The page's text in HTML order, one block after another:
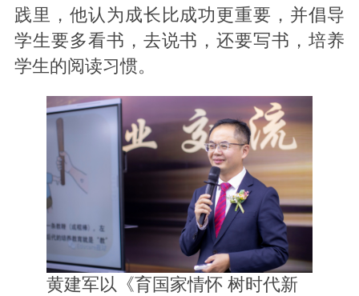
践里，他认为成长比成功更重要，并倡导
学生要多看书，去说书，还要写书，培养
学生的阅读习惯。
黄建军以《育国家情怀 树时代新